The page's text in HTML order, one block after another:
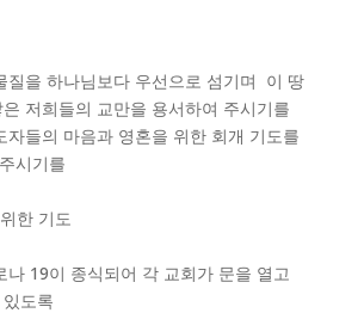
질을 하나님보다 우선으로 섬기며 이 땅
저희들의 교만을 용서하여 주시기를
들의 마음과 영혼을 위한 회개 기도를
시기를
한 기도
19이 종식되어 각 교회가 문을 열고
도록